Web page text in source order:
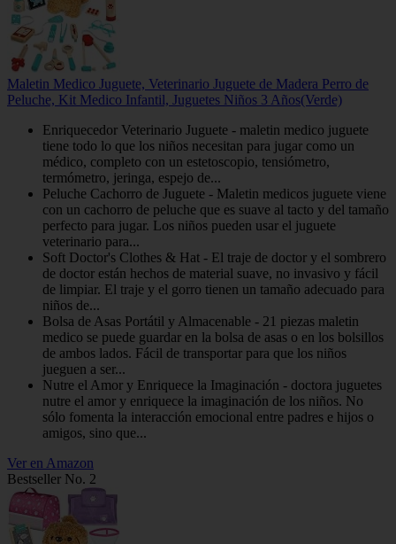
Maletin Medico Juguete, Veterinario Juguete de Madera Perro de
Peluche, Kit Medico Infantil, Juguetes Niños 3 Años(Verde)
Enriquecedor Veterinario Juguete - maletin medico juguete
tiene todo lo que los niños necesitan para jugar como un
médico, completo con un estetoscopio, tensiómetro,
termómetro, jeringa, espejo de...
Peluche Cachorro de Juguete - Maletin medicos juguete viene
con un cachorro de peluche que es suave al tacto y del tamaño
perfecto para jugar. Los niños pueden usar el juguete
veterinario para...
Soft Doctor's Clothes & Hat - El traje de doctor y el sombrero
de doctor están hechos de material suave, no invasivo y fácil
de limpiar. El traje y el gorro tienen un tamaño adecuado para
niños de...
Bolsa de Asas Portátil y Almacenable - 21 piezas maletin
medico se puede guardar en la bolsa de asas o en los bolsillos
de ambos lados. Fácil de transportar para que los niños
jueguen a ser...
Nutre el Amor y Enriquece la Imaginación - doctora juguetes
nutre el amor y enriquece la imaginación de los niños. No
sólo fomenta la interacción emocional entre padres e hijos o
amigos, sino que...
Ver en Amazon
Bestseller No. 2